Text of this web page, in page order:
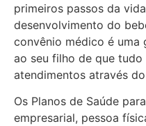
primeiros passos da
desenvolvimento do
convênio médico é uma
ao seu filho de que
atendimentos através
Os Planos de Saúde
empresarial, pessoa